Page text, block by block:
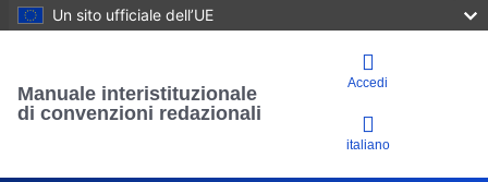
Un sito ufficiale dell’UE
Manuale interistituzionale
di convenzioni redazionali
Accedi
italiano